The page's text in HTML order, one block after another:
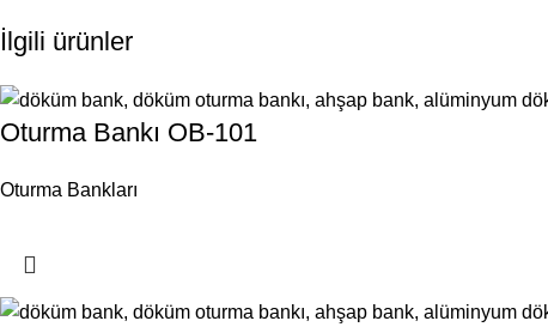
İlgili ürünler
Oturma Bankı OB-101
Oturma Bankları